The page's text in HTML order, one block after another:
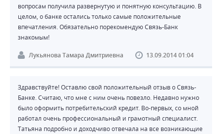
вопросам получила развернутую и понятную консультацию. В
целом, о банке остались только самые положительные
впечатления. Обязательно порекомендую Связь-Банк
знакомым!
Лукьянова Тамара Дмитриевна 13.09.2014 01:04
Здравствуйте! Оставлю свой положительный отзыв о Связь-
Банке. Считаю, что мне с ним очень повезло. Недавно нужно
было оформить потребительский кредит. Во-первых, со мной
работал очень профессиональный и грамотный специалист.
Татьяна подробно и доходчиво отвечала на все возникающие